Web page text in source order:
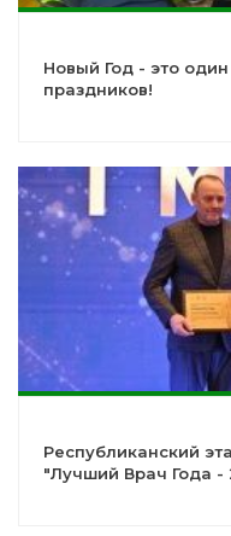
Новый Год - это
праздников!
Республиканский
"Лучший Врач Года -